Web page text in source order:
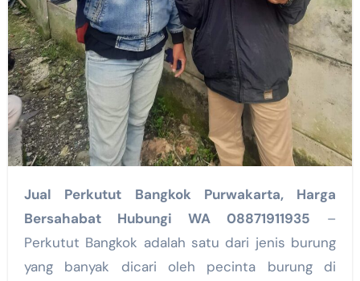
Jual Perkutut Bangkok Purwakarta, Harga
Bersahabat Hubungi WA 08871911935 –
Perkutut Bangkok adalah satu dari jenis burung
yang banyak dicari oleh pecinta burung di